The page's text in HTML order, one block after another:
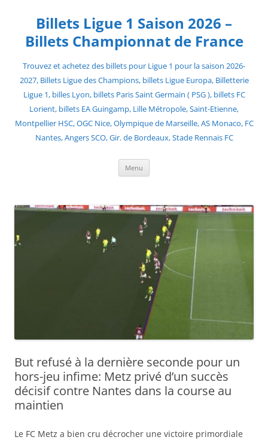
contentBillets Ligue 1 Saison 2026 –
Billets Championnat de France
Trouvez et achetez des billets pour Ligue 1 pour la saison 2026-
2027, Billets Ligue des Champions, billets Ligue Europa, Billetterie
Ligue 1, billes Lyon, billets Paris Saint Germain ( PSG ), billets FC
Lorient, billets EA Guingamp, Lille Métropole, Saint-Etienne,
Montpellier HSC, OGC Nice, Olympique de Marseille, AS Monaco, FC
Nantes, Angers SCO, Gir. de Bordeaux, Stade Rennais FC
Menu
But refusé à la dernière seconde pour un
hors-jeu infime: Metz privé d’un succès
décisif contre Nantes dans la course au
maintien
Le FC Metz a bien cru décrocher une victoire primordiale